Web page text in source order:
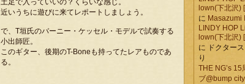
土足で入っていいの？くらいな感じ。
近いうちに遊びに来てレポートしましょう。
で、T垣氏のバーニー・ケッセル・モデルで試奏する
小出師匠。
このギター、後期のT-Boneも持ってたレアものであ
る。
lown(下北沢)
に Masazumi
LINDY HOP
lown(下北沢)
に ドクター
り
THE NG’s 15
ブ@bump city